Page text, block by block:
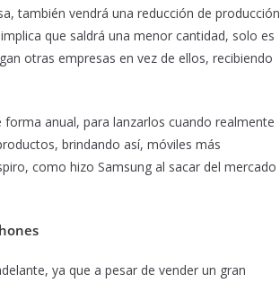
también vendrá una reducción de producción
que saldrá una menor cantidad, solo es
otras empresas en vez de ellos, recibiendo
anual, para lanzarlos cuando realmente
brindando así, móviles más
como hizo Samsung al sacar del mercado
ya que a pesar de vender un gran